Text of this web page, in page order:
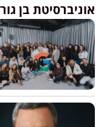
אוניברסיטת בן